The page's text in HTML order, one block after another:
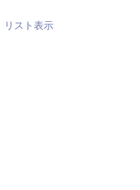
リスト表示